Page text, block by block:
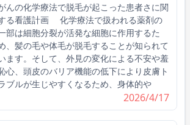
んの化学療法で脱毛が起こった患者さに関
る看護計画 化学療法で扱われる薬剤の
部は細胞分裂が活発な細胞に作用するた
、髪の毛や体毛が脱毛することが知られて
ます。そして、外見の変化による不安や羞
心、頭皮のバリア機能の低下により皮膚ト
ブルが生じやすくなるため、身体的や
2026/4/17